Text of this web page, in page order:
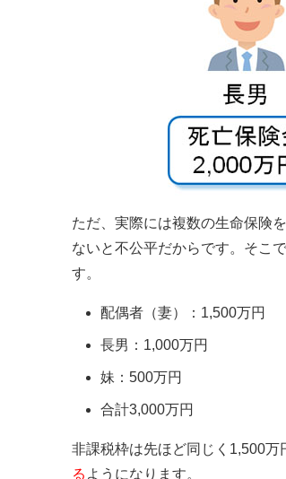
ただ、実際には複数の生命保険
ないと不公平だからです。そこ
す。
配偶者（妻）：1,500万円
長男：1,000万円
妹：500万円
合計3,000万円
非課税枠は先ほど同じく1,500万
る ようになります。